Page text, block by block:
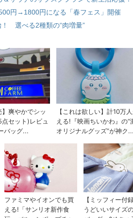
円→1800円になる「春フェス」開催
！ 選べる2種類の“肉増量”